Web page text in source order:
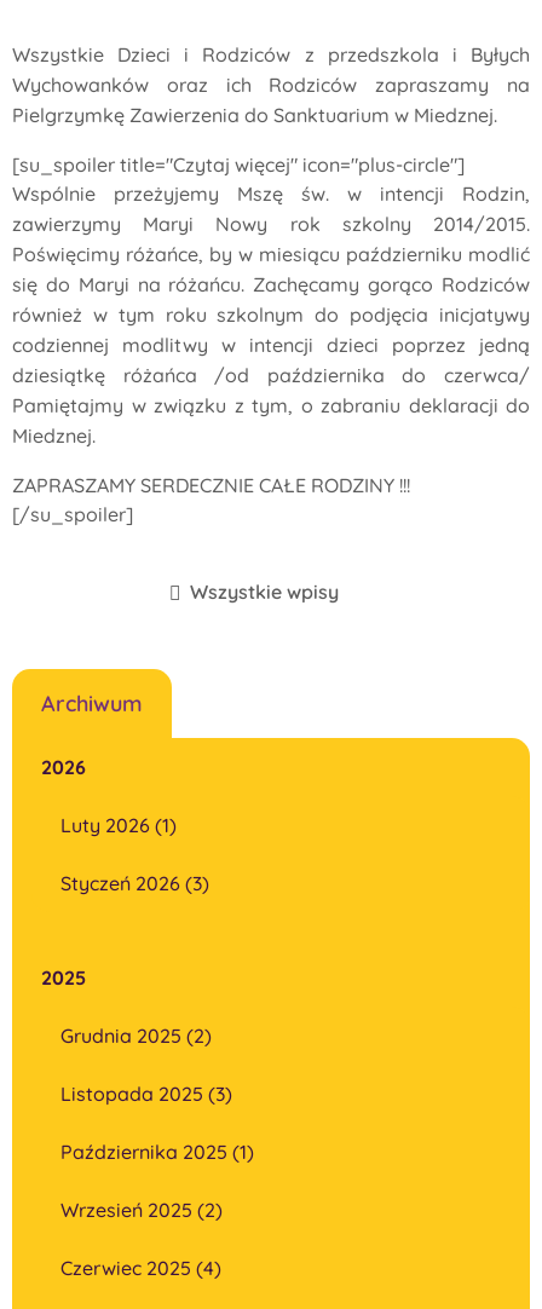
Wszystkie Dzieci i Rodziców z przedszkola i Byłych
Wychowanków oraz ich Rodziców zapraszamy na
Pielgrzymkę Zawierzenia do Sanktuarium w Miedznej.
[su_spoiler title="Czytaj więcej" icon="plus-circle"]
Wspólnie przeżyjemy Mszę św. w intencji Rodzin,
zawierzymy Maryi Nowy rok szkolny 2014/2015.
Poświęcimy różańce, by w miesiącu październiku modlić
się do Maryi na różańcu. Zachęcamy gorąco Rodziców
również w tym roku szkolnym do podjęcia inicjatywy
codziennej modlitwy w intencji dzieci poprzez jedną
dziesiątkę różańca /od października do czerwca/
Pamiętajmy w związku z tym, o zabraniu deklaracji do
Miedznej.
ZAPRASZAMY SERDECZNIE CAŁE RODZINY !!!
[/su_spoiler]
Wszystkie wpisy
Archiwum
2026
Luty 2026 (1)
Styczeń 2026 (3)
2025
Grudnia 2025 (2)
Listopada 2025 (3)
Października 2025 (1)
Wrzesień 2025 (2)
Czerwiec 2025 (4)